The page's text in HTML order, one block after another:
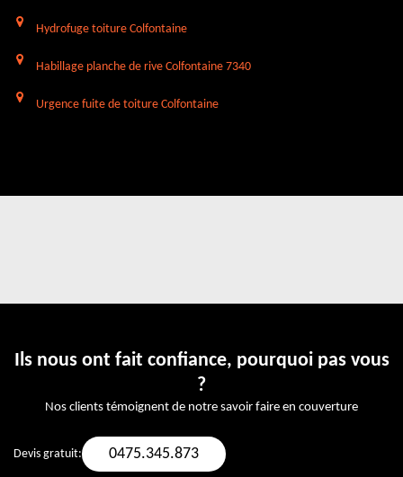
Hydrofuge toiture Colfontaine
Habillage planche de rive Colfontaine 7340
Urgence fuite de toiture Colfontaine
Ils nous ont fait confiance, pourquoi pas vous
?
Nos clients témoignent de notre savoir faire en couverture
Devis gratuit: 0475.345.873